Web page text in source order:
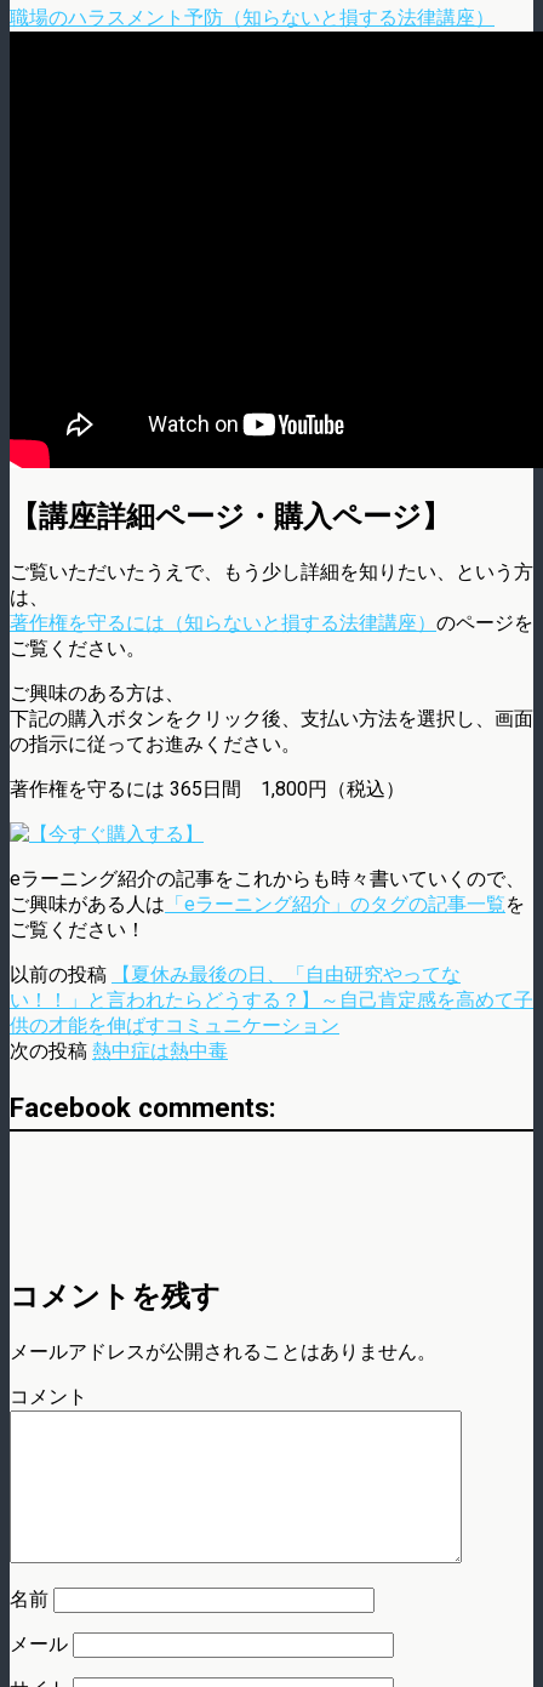
職場のハラスメント予防（知らないと損する法律講座）
【講座詳細ページ・購入ページ】
ご覧いただいたうえで、もう少し詳細を知りたい、という方
は、
著作権を守るには（知らないと損する法律講座） のページを
ご覧ください。
ご興味のある方は、
下記の購入ボタンをクリック後、支払い方法を選択し、画面
の指示に従ってお進みください。
著作権を守るには 365日間 1,800円（税込）
eラーニング紹介の記事をこれからも時々書いていくので、
ご興味がある人は 「eラーニング紹介」のタグの記事一覧を
ご覧ください！
以前の投稿
【夏休み最後の日、「自由研究やってな
い！！」と言われたらどうする？】～自己肯定感を高めて子
供の才能を伸ばすコミュニケーション
次の投稿 熱中症は熱中毒
Facebook comments:
コメントを残す
メールアドレスが公開されることはありません。
コメント
名前
メール